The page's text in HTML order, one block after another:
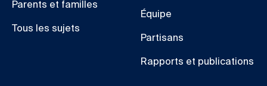
Parents et familles
Tous les sujets
Équipe
Partisans
Rapports et publications